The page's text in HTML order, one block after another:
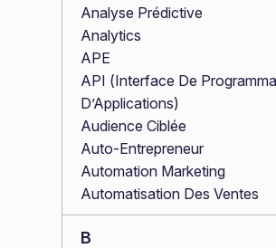
Analyse Prédictive
Analytics
APE
API (Interface De
D’Applications)
Audience Ciblée
Auto-Entrepreneur
Automation Marketing
Automatisation Des Ventes
B